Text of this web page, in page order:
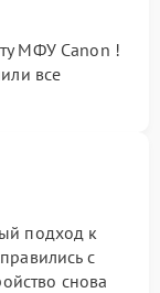
МФУ Canon !
все
подход к
с
снова